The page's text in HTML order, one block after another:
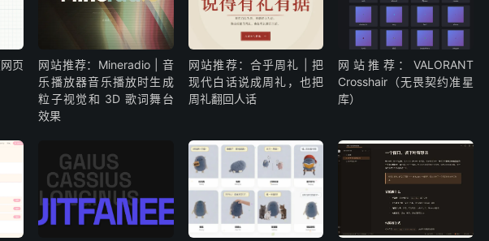
页
网站推荐：Mineradio | 音
乐播放器音乐播放时生成
粒子视觉和 3D 歌词舞台
效果
网站推荐：合乎周礼 | 把
现代白话说成周礼，也把
周礼翻回人话
网站推荐：VALORANT
Crosshair（无畏契约准星
库）